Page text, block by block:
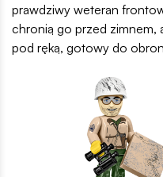
prawdziwy weteran
chronią go przed zimnem,
pod ręką, gotowy do